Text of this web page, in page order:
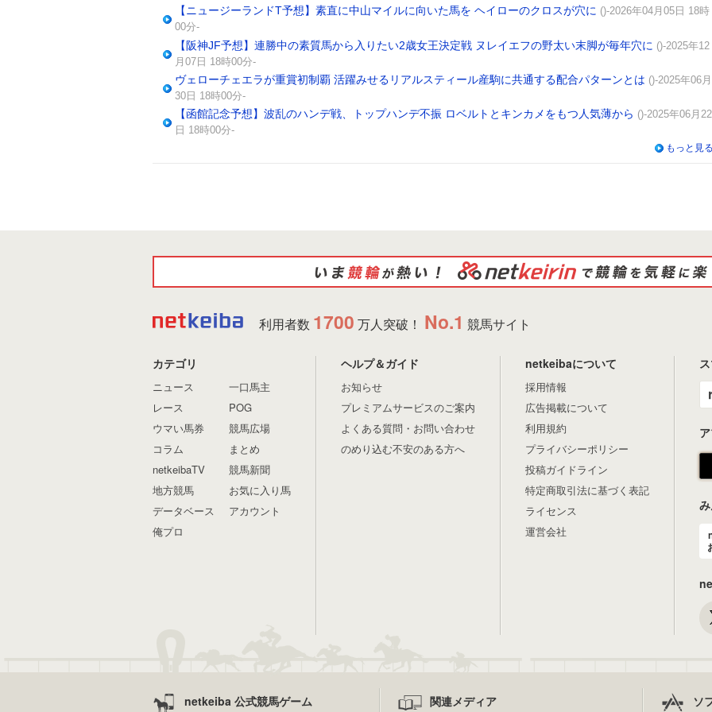
【ニュージーランドT予想】素直に中山マイルに向いた馬を ヘイローのクロスが穴に ()-2026年04月05日 18時
00分-
【阪神JF予想】連勝中の素質馬から入りたい2歳女王決定戦 ヌレイエフの野太い末脚が毎年穴に ()-2025年12
月07日 18時00分-
ヴェローチェエラが重賞初制覇 活躍みせるリアルスティール産駒に共通する配合パターンとは ()-2025年06月
30日 18時00分-
【函館記念予想】波乱のハンデ戦、トップハンデ不振 ロベルトとキンカメをもつ人気薄から ()-2025年06月22
日 18時00分-
もっと見
利用者数 1700 万人突破！ No.1 競馬サイト
カテゴリ
ニュース
レース
ウマい馬券
コラム
netkeibaTV
地方競馬
データベース
俺プロ
一口馬主
POG
競馬広場
まとめ
競馬新聞
お気に入り馬
アカウント
ヘルプ＆ガイド
お知らせ
プレミアムサービスのご案内
よくある質問・お問い合わせ
のめり込む不安のある方へ
netkeibaについて
採用情報
広告掲載について
利用規約
プライバシーポリシー
投稿ガイドライン
特定商取引法に基づく表記
ライセンス
運営会社
netkeiba 公式競馬ゲーム 関連メディア ソ